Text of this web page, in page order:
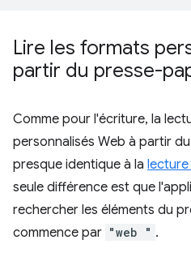
Lire les formats
partir du presse-
Comme pour l'écriture, la
personnalisés Web à partir
presque identique à la
seule différence est que
rechercher les éléments du
commence par "web " .